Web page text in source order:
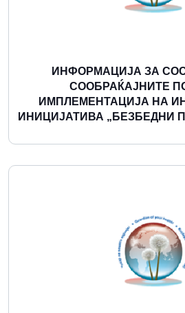
ИНФОРМАЦИЈА ЗА
СООБРАЌАЈНИТЕ
ИМПЛЕМЕНТАЦИЈА НА
ИНИЦИЈАТИВА „БЕЗБЕДНИ
Повеќе